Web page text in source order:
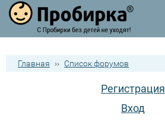
Главная ›› Список форумов
Регистрация
Вход